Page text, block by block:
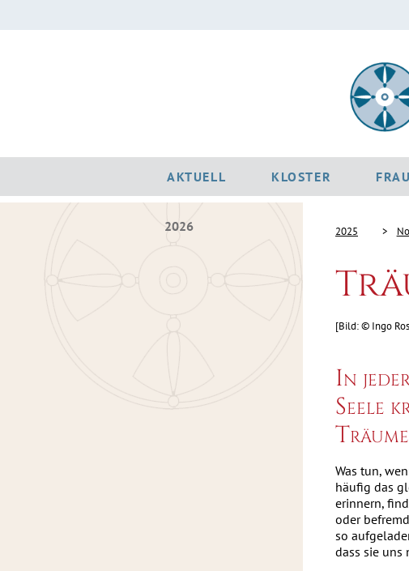
AKTUELL KLOSTER
2026 2025
[Bild: © Ingo
In
Seele
Was tun,
häufig das
erinnern,
oder
so
dass sie uns